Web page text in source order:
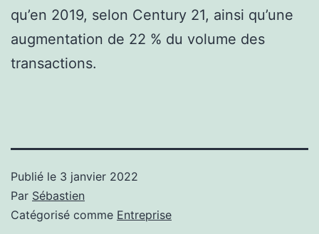
qu’en 2019, selon Century 21, ainsi qu’une
augmentation de 22 % du volume des
transactions.
Publié le 3 janvier 2022
Par Sébastien
Catégorisé comme Entreprise